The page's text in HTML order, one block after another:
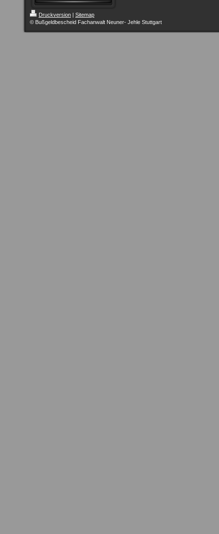
Druckversion | Sitemap
© Bußgeldbescheid Fachanwalt Neuner- Jehle Stuttgart